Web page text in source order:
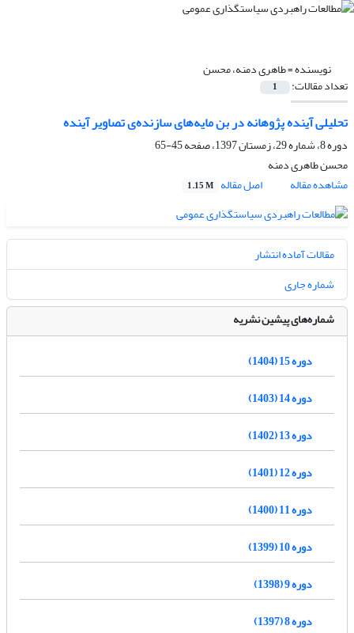
نویسنده =طاهری دمنه، محسن
تعداد مقالات: 1
تحلیلی آینده پژوهانه در بن مایه‌های سازنده‌ی تصاویر آینده
دوره 8، شماره 29، زمستان 1397، صفحه
45-65
محسن طاهری دمنه
مشاهده مقاله
اصل مقاله 1.15 M
مقالات آماده انتشار
شماره جاری
شماره‌های پیشین نشریه
دوره 15 (1404)
دوره 14 (1403)
دوره 13 (1402)
دوره 12 (1401)
دوره 11 (1400)
دوره 10 (1399)
دوره 9 (1398)
دوره 8 (1397)